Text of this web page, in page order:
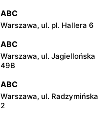
ABC
Warszawa, ul. pl. Hallera 6
ABC
Warszawa, ul. Jagiellońska
49B
ABC
Warszawa, ul. Radzymińska
2